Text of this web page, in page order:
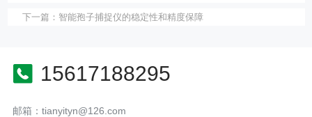
下一篇： 智能孢子捕捉仪的稳定性和精度保障
15617188295
邮箱：tianyityn@126.com